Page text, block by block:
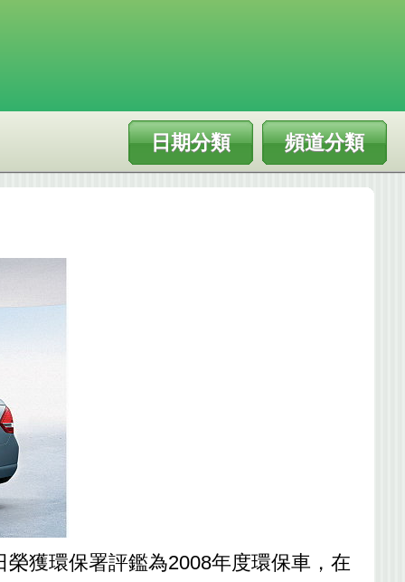
頻道分類
日期分類
獲環保署評鑑為2008年度環保車，在